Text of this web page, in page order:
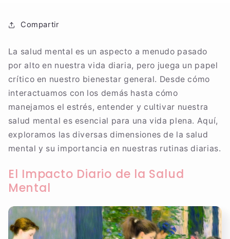
Compartir
La salud mental es un aspecto a menudo pasado
por alto en nuestra vida diaria, pero juega un papel
crítico en nuestro bienestar general. Desde cómo
interactuamos con los demás hasta cómo
manejamos el estrés, entender y cultivar nuestra
salud mental es esencial para una vida plena. Aquí,
exploramos las diversas dimensiones de la salud
mental y su importancia en nuestras rutinas diarias.
El Impacto Diario de la Salud
Mental